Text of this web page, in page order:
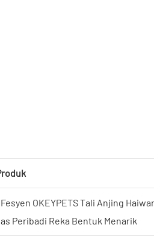
OKEYPETS Tali Anjing
Peribadi Reka Bentuk Menarik